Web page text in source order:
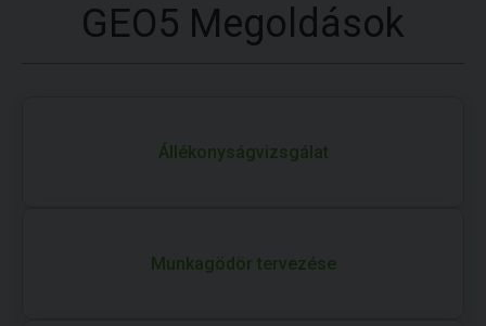
GEO5 Megoldások
Állékonyságvizsgálat
Munkagödör tervezése